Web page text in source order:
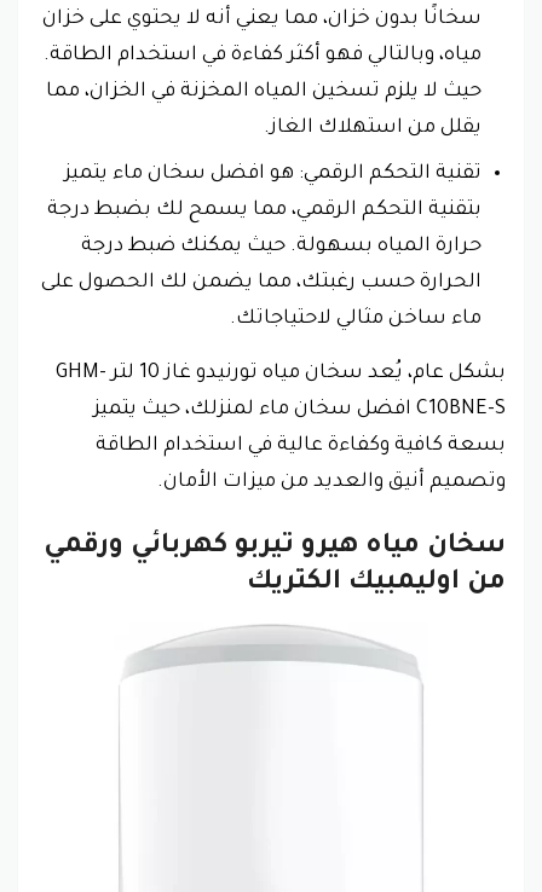
سخانًا بدون خزان، مما يعني أنه لا يحتوي على خزان
مياه، وبالتالي فهو أكثر كفاءة في استخدام الطاقة.
حيث لا يلزم تسخين المياه المخزنة في الخزان، مما
يقلل من استهلاك الغاز.
تقنية التحكم الرقمي: هو افضل سخان ماء يتميز
بتقنية التحكم الرقمي، مما يسمح لك بضبط درجة
حرارة المياه بسهولة. حيث يمكنك ضبط درجة
الحرارة حسب رغبتك، مما يضمن لك الحصول على
ماء ساخن مثالي لاحتياجاتك.
بشكل عام، يُعد سخان مياه تورنيدو غاز 10 لتر GHM-
C10BNE-S افضل سخان ماء لمنزلك، حيث يتميز
بسعة كافية وكفاءة عالية في استخدام الطاقة
وتصميم أنيق والعديد من ميزات الأمان.
سخان مياه هيرو تيربو كهربائي ورقمي
من اوليمبيك الكتريك